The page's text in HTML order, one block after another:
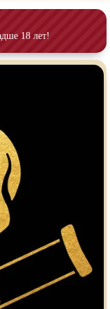
Кураж-Бамбей
18 лет!